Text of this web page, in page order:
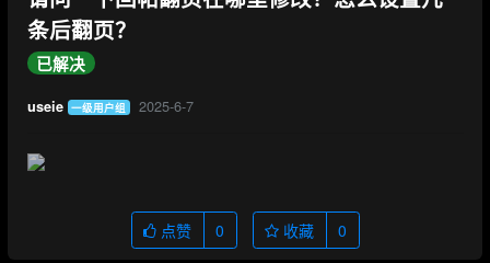
条后翻页？
已解决
useie 一级用户组 2025-6-7
点赞 0 收藏 0